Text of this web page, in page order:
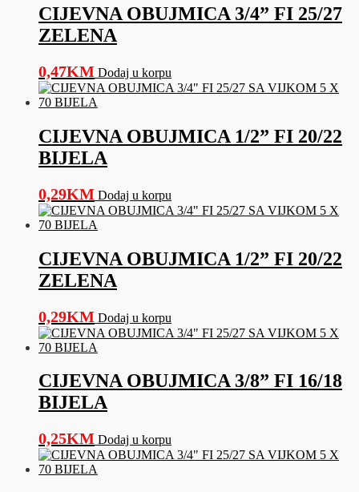
CIJEVNA OBUJMICA 3/4” FI 25/27
ZELENA
0,47KM Dodaj u korpu
CIJEVNA OBUJMICA 1/2” FI 20/22
BIJELA
0,29KM Dodaj u korpu
CIJEVNA OBUJMICA 1/2” FI 20/22
ZELENA
0,29KM Dodaj u korpu
CIJEVNA OBUJMICA 3/8” FI 16/18
BIJELA
0,25KM Dodaj u korpu